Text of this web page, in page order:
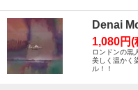
Denai
1,080円(
ロンドンの黒
美しく温かく
ル！！